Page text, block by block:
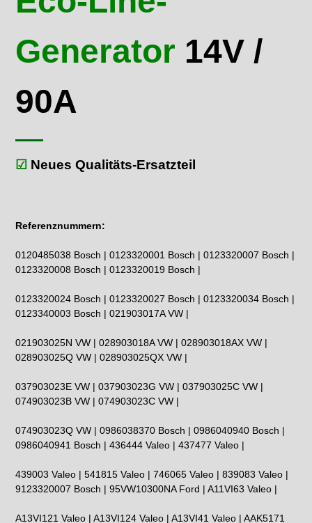
Generator 14V /
90A
☑ Neues Qualitäts-Ersatzteil
Referenznummern:
0120485038 Bosch | 0123320001 Bosch | 0123320007 Bosch |
0123320008 Bosch | 0123320019 Bosch |
0123320024 Bosch | 0123320027 Bosch | 0123320034 Bosch |
0123340003 Bosch | 021903017A VW |
021903025N VW | 028903018A VW | 028903018AX VW |
028903025Q VW | 028903025QX VW |
037903023E VW | 037903023G VW | 037903025C VW |
074903023B VW | 074903023C VW |
074903023Q VW | 0986038370 Bosch | 0986040940 Bosch |
0986040941 Bosch | 436444 Valeo | 437477 Valeo |
439003 Valeo | 541815 Valeo | 746065 Valeo | 839083 Valeo |
9123320007 Bosch | 95VW10300NA Ford | A11VI63 Valeo |
A13VI121 Valeo | A13VI124 Valeo | A13VI41 Valeo | AAK5171